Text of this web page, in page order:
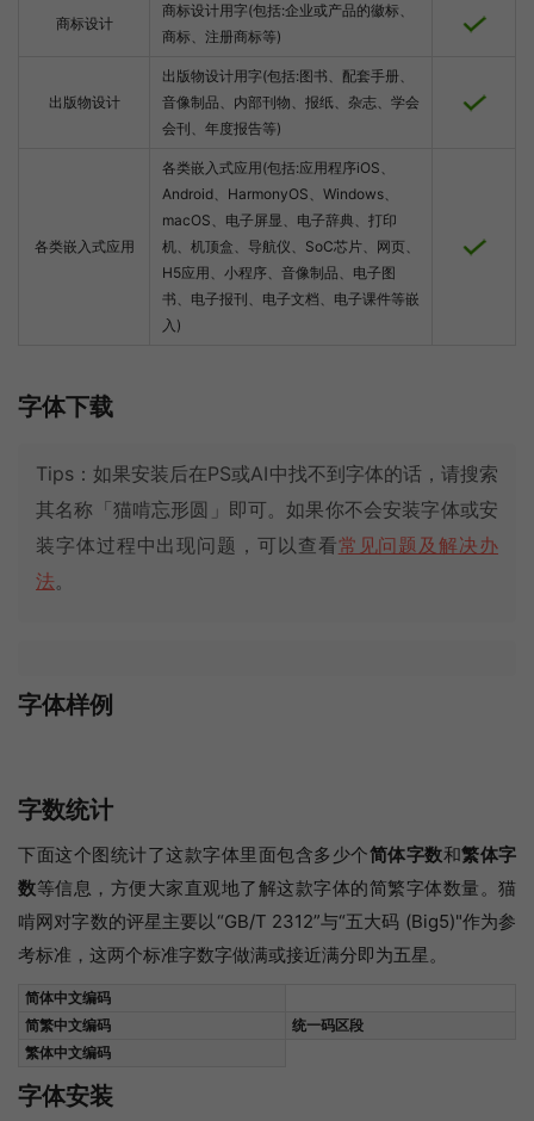
商标设计
商标设计用字(包括:企业或产品的徽标、
商标、注册商标等)
出版物设计
出版物设计用字(包括:图书、配套手册、
音像制品、内部刊物、报纸、杂志、学会
会刊、年度报告等)
各类嵌入式应用
各类嵌入式应用(包括:应用程序iOS、
Android、HarmonyOS、Windows、
macOS、电子屏显、电子辞典、打印
机、机顶盒、导航仪、SoC芯片、网页、
H5应用、小程序、音像制品、电子图
书、电子报刊、电子文档、电子课件等嵌
入)
字体下载
Tips：如果安装后在PS或AI中找不到字体的话，请搜索
其名称「猫啃忘形圆」即可。如果你不会安装字体或安
装字体过程中出现问题，可以查看常见问题及解决办
法。
字体样例
字数统计
下面这个图统计了这款字体里面包含多少个简体字数和繁体字
数等信息，方便大家直观地了解这款字体的简繁字体数量。猫
啃网对字数的评星主要以“GB/T 2312”与“五大码 (Big5)"作为参
考标准，这两个标准字数字做满或接近满分即为五星。
简体中文编码
简繁中文编码
统一码区段
繁体中文编码
字体安装